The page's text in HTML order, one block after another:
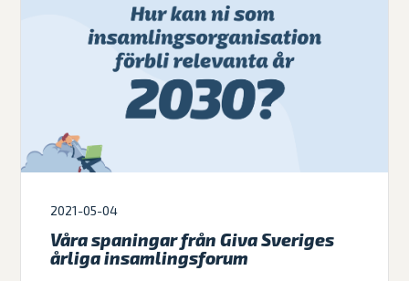
2021-05-04
Våra spaningar från Giva Sveriges
årliga insamlingsforum